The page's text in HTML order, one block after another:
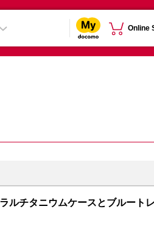
Online
ルチタニウムケースとブルート